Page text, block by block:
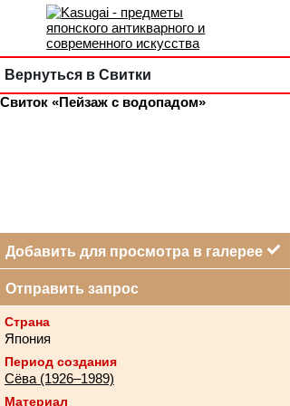
Вернуться в Свитки
Свиток «Пейзаж с водопадом»
Добавить для просмотра в галерее
Отправить запрос
Страна
Япония
Период создания
Сёва (1926–1989)
Материал